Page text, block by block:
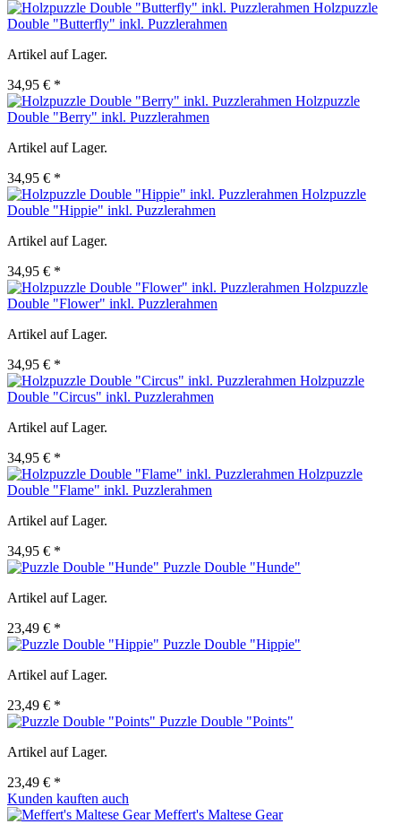
Holzpuzzle
Double "Butterfly" inkl. Puzzlerahmen
Artikel auf Lager.
34,95 € *
Holzpuzzle
Double "Berry" inkl. Puzzlerahmen
Artikel auf Lager.
34,95 € *
Holzpuzzle
Double "Hippie" inkl. Puzzlerahmen
Artikel auf Lager.
34,95 € *
Holzpuzzle
Double "Flower" inkl. Puzzlerahmen
Artikel auf Lager.
34,95 € *
Holzpuzzle
Double "Circus" inkl. Puzzlerahmen
Artikel auf Lager.
34,95 € *
Holzpuzzle
Double "Flame" inkl. Puzzlerahmen
Artikel auf Lager.
34,95 € *
Puzzle Double "Hunde"
Artikel auf Lager.
23,49 € *
Puzzle Double "Hippie"
Artikel auf Lager.
23,49 € *
Puzzle Double "Points"
Artikel auf Lager.
23,49 € *
Kunden kauften auch
Meffert's Maltese Gear